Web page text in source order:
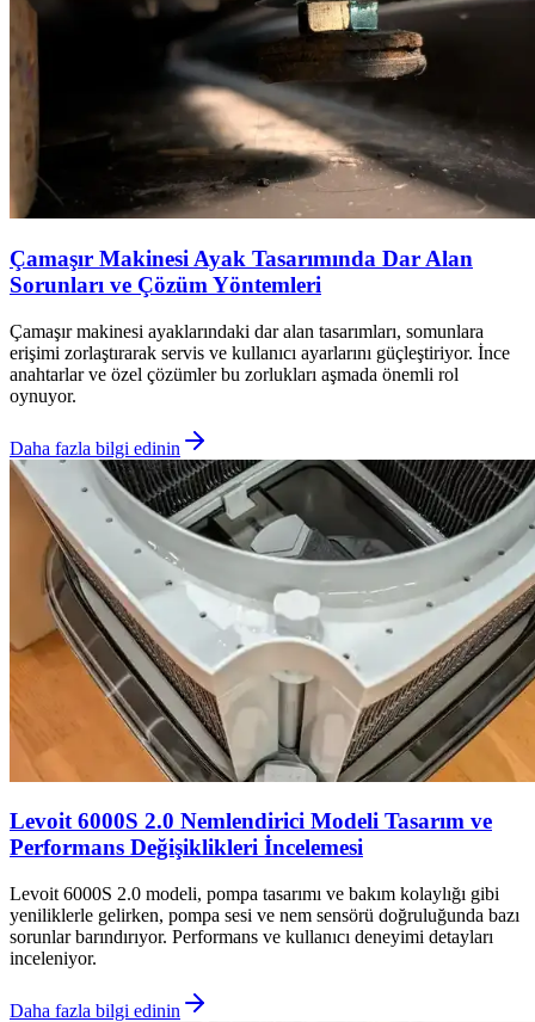
Çamaşır Makinesi Ayak Tasarımında Dar Alan
Sorunları ve Çözüm Yöntemleri
Çamaşır makinesi ayaklarındaki dar alan tasarımları, somunlara
erişimi zorlaştırarak servis ve kullanıcı ayarlarını güçleştiriyor. İnce
anahtarlar ve özel çözümler bu zorlukları aşmada önemli rol
oynuyor.
Daha fazla bilgi edinin
Levoit 6000S 2.0 Nemlendirici Modeli Tasarım ve
Performans Değişiklikleri İncelemesi
Levoit 6000S 2.0 modeli, pompa tasarımı ve bakım kolaylığı gibi
yeniliklerle gelirken, pompa sesi ve nem sensörü doğruluğunda bazı
sorunlar barındırıyor. Performans ve kullanıcı deneyimi detayları
inceleniyor.
Daha fazla bilgi edinin